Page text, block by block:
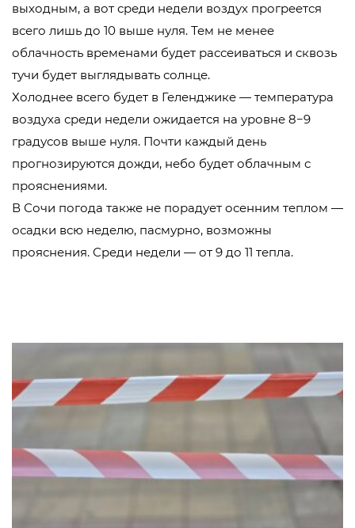
выходным, а вот среди недели воздух прогреется
всего лишь до 10 выше нуля. Тем не менее
облачность временами будет рассеиваться и сквозь
тучи будет выглядывать солнце.
Холоднее всего будет в Геленджике — температура
воздуха среди недели ожидается на уровне 8−9
градусов выше нуля. Почти каждый день
прогнозируются дожди, небо будет облачным с
прояснениями.
В Сочи погода также не порадует осенним теплом —
осадки всю неделю, пасмурно, возможны
прояснения. Среди недели — от 9 до 11 тепла.